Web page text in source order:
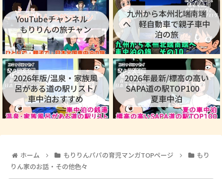
YouTubeチャンネル
もりりんの旅チャン
九州から本州北端南端
へ 軽自動車で親子車中
泊の旅
2026年版/温泉・家族風
呂がある道の駅リスト/
車中泊おすすめ
2026年最新/標高の高い
SAPA道の駅TOP100
夏車中泊
ホーム もりりんパパの育児マンガTOPページ
もり
りん家のお話・その他色々